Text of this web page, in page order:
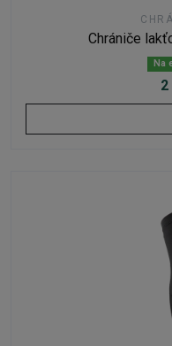
Chrániče
Na
2